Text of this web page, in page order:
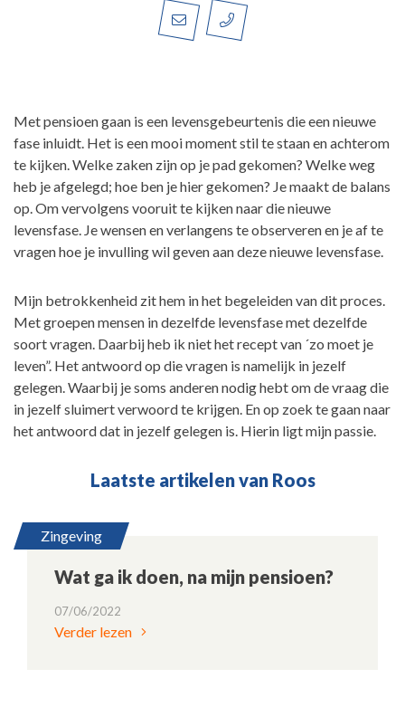
Met pensioen gaan is een levensgebeurtenis die een nieuwe
fase inluidt. Het is een mooi moment stil te staan en achterom
te kijken. Welke zaken zijn op je pad gekomen? Welke weg
heb je afgelegd; hoe ben je hier gekomen? Je maakt de balans
op. Om vervolgens vooruit te kijken naar die nieuwe
levensfase. Je wensen en verlangens te observeren en je af te
vragen hoe je invulling wil geven aan deze nieuwe levensfase.
Mijn betrokkenheid zit hem in het begeleiden van dit proces.
Met groepen mensen in dezelfde levensfase met dezelfde
soort vragen. Daarbij heb ik niet het recept van ´zo moet je
leven”. Het antwoord op die vragen is namelijk in jezelf
gelegen. Waarbij je soms anderen nodig hebt om de vraag die
in jezelf sluimert verwoord te krijgen. En op zoek te gaan naar
het antwoord dat in jezelf gelegen is. Hierin ligt mijn passie.
Laatste artikelen van Roos
Zingeving
Wat ga ik doen, na mijn pensioen?
07/06/2022
Verder lezen